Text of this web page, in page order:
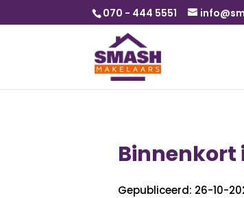
070 - 444 5551
Binnenkort
Gepubliceerd: 26-10-